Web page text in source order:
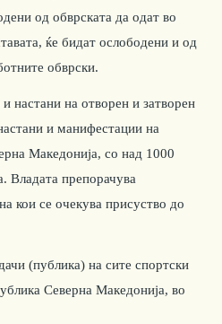
од обврската да одат во
ќе бидат ослободени и од
обврски.
настани на отворен и затворен
и манифестации на
Македонија, со над 1000
Владата препорачува
кои се очекува присуство до
(публика) на сите спортски
Северна Македонија, во